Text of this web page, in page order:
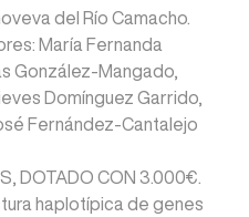
del Río Camacho.
María Fernanda
González-Mangado,
Domínguez Garrido,
Fernández-Cantalejo
DOTADO CON 3.000€.
haplotípica de genes